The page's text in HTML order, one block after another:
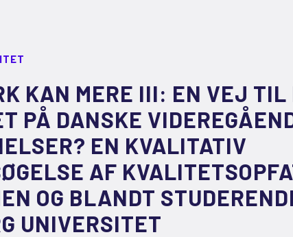
KAN MERE III: EN VEJ
PÅ DANSKE
EN KVALITATIV
AF
OG BLANDT
UNIVERSITET